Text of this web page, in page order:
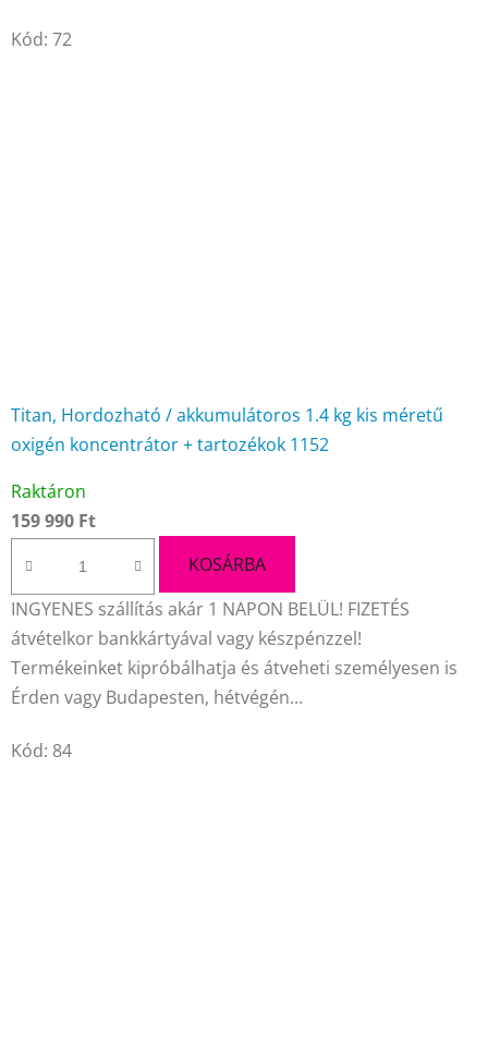
Kód: 72
Titan, Hordozható / akkumulátoros 1.4 kg kis méretű
oxigén koncentrátor + tartozékok 1152
termék
átlagos
értékelése
5-
ből
4,5
csillag.
Raktáron
159 990 Ft
KOSÁRBA
INGYENES szállítás akár 1 NAPON BELÜL! FIZETÉS
átvételkor bankkártyával vagy készpénzzel!
Termékeinket kipróbálhatja és átveheti személyesen is
Érden vagy Budapesten, hétvégén...
Kód: 84